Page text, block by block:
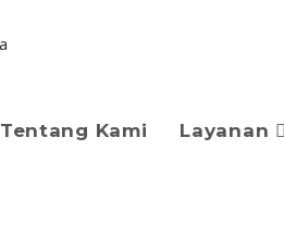
Tentang Kami Layanan